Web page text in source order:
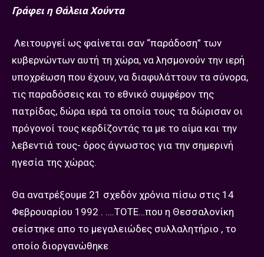
Γράφει η Θάλεια Χούντα
Λειτουργεί ως φαίνεται σαν “παράδοση” των
κυβερνώντων αυτή τη χώρα, να λησμονούν την ιερή
υποχρέωση που έχουν, να διαφυλάττουν τα σύνορα,
τις παραδόσεις και το εθνικό συμφέρον της
πατρίδας, δώρα ιερά τα οποία τους τα δώρισαν οι
πρόγονοί τους κερδίζοντάς τα με το αίμα και την
λεβεντιά τους- όρος άγνωστος για την σημερινή
ηγεσία της χώρας.
Θα ανατρέξουμε 21 σχεδόν χρόνια πίσω στις 14
Φεβρουαρίου 1992 . ….ΤΟΤΕ…που η Θεσσαλονίκη
σείστηκε απο το μεγαλειώδες συλλαλητήριο , το
οποίο διοργανώθηκε